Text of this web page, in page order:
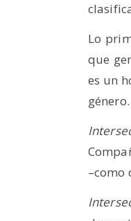
Lo
que
es un
género.
–como